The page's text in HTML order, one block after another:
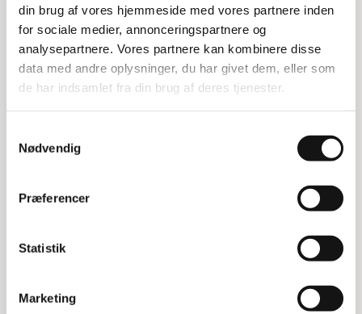
din brug af vores hjemmeside med vores partnere inden
for sociale medier, annonceringspartnere og
analysepartnere. Vores partnere kan kombinere disse
data med andre oplysninger, du har givet dem, eller som
de har indsamlet fra din brug af deres tjenester.
Nødvendig
Præferencer
Statistik
Marketing
op til 36 pallerammer og er designet med fire
massive hjul, hvoraf to er faste og to er svingbare.
Hjulene har en diameter på 20 cm, hvilket gør
vognen nem at manøvrere.
Den rødlakerede pallerammevogn er bygget til at
være både robust og praktisk. Med sin stærke
transport og opbevaring af pallerammer. De
elforzinkede stolper sikrer ekstra holdbarhed og
Dybde: 60 cm